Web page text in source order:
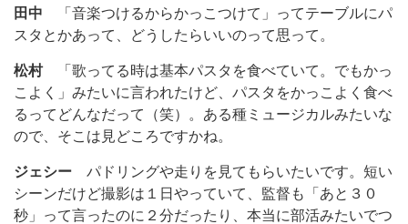
田中 「音楽つけるからかっこつけて」ってテーブルにパ
スタとかあって、どうしたらいいのって思って。
松村「歌ってる時は基本パスタを食べていて。でもかっ
こよく」みたいに言われたけど、パスタをかっこよく食べ
るってどんなだって（笑）。ある種ミュージカルみたいな
ので、そこは見どころですかね。
ジェシー パドリングや走りを見てもらいたいです。短い
シーンだけど撮影は１日やっていて、監督も「あと３０
秒」って言ったのに２分だったり、本当に部活みたいでつ